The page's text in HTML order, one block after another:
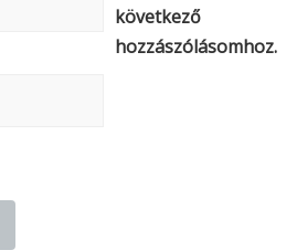
következő
hozzászólásomhoz.